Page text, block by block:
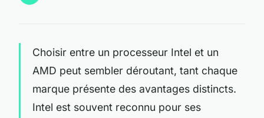
Choisir entre un processeur Intel et un
AMD peut sembler déroutant, tant chaque
marque présente des avantages distincts.
Intel est souvent reconnu pour ses